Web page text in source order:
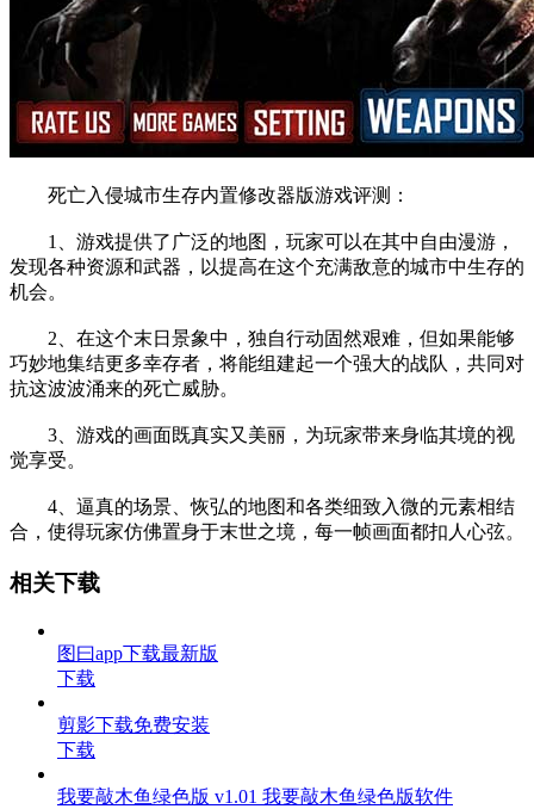
死亡入侵城市生存内置修改器版游戏评测：
1、游戏提供了广泛的地图，玩家可以在其中自由漫游，
发现各种资源和武器，以提高在这个充满敌意的城市中生存的
机会。
2、在这个末日景象中，独自行动固然艰难，但如果能够
巧妙地集结更多幸存者，将能组建起一个强大的战队，共同对
抗这波波涌来的死亡威胁。
3、游戏的画面既真实又美丽，为玩家带来身临其境的视
觉享受。
4、逼真的场景、恢弘的地图和各类细致入微的元素相结
合，使得玩家仿佛置身于末世之境，每一帧画面都扣人心弦。
相关下载
图曰app下载最新版
下载
剪影下载免费安装
下载
我要敲木鱼绿色版 v1.01 我要敲木鱼绿色版软件